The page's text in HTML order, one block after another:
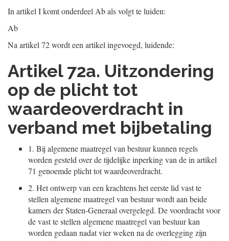
In artikel I komt onderdeel Ab als volgt te luiden:
Ab
Na artikel 72 wordt een artikel ingevoegd, luidende:
Artikel 72a. Uitzondering
op de plicht tot
waardeoverdracht in
verband met bijbetaling
1. Bij algemene maatregel van bestuur kunnen regels
worden gesteld over de tijdelijke inperking van de in artikel
71 genoemde plicht tot waardeoverdracht.
2. Het ontwerp van een krachtens het eerste lid vast te
stellen algemene maatregel van bestuur wordt aan beide
kamers der Staten-Generaal overgelegd. De voordracht voor
de vast te stellen algemene maatregel van bestuur kan
worden gedaan nadat vier weken na de overlegging zijn